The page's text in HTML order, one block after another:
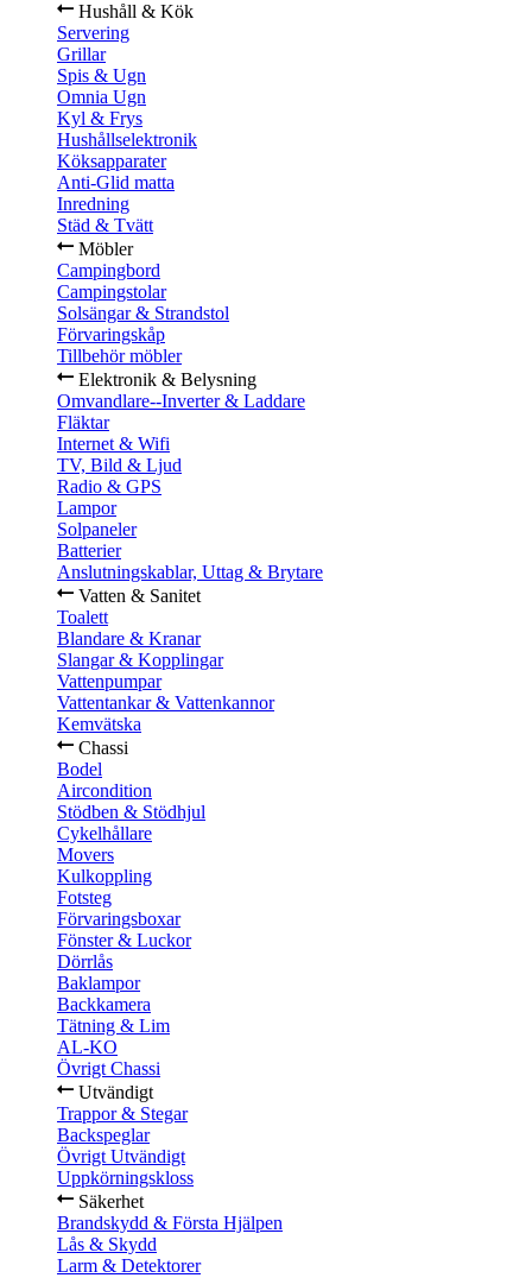
Hushåll & Kök
Servering
Grillar
Spis & Ugn
Omnia Ugn
Kyl & Frys
Hushållselektronik
Köksapparater
Anti-Glid matta
Inredning
Städ & Tvätt
Möbler
Campingbord
Campingstolar
Solsängar & Strandstol
Förvaringskåp
Tillbehör möbler
Elektronik & Belysning
Omvandlare--Inverter & Laddare
Fläktar
Internet & Wifi
TV, Bild & Ljud
Radio & GPS
Lampor
Solpaneler
Batterier
Anslutningskablar, Uttag & Brytare
Vatten & Sanitet
Toalett
Blandare & Kranar
Slangar & Kopplingar
Vattenpumpar
Vattentankar & Vattenkannor
Kemvätska
Chassi
Bodel
Aircondition
Stödben & Stödhjul
Cykelhållare
Movers
Kulkoppling
Fotsteg
Förvaringsboxar
Fönster & Luckor
Dörrlås
Baklampor
Backkamera
Tätning & Lim
AL-KO
Övrigt Chassi
Utvändigt
Trappor & Stegar
Backspeglar
Övrigt Utvändigt
Uppkörningskloss
Säkerhet
Brandskydd & Första Hjälpen
Lås & Skydd
Larm & Detektorer